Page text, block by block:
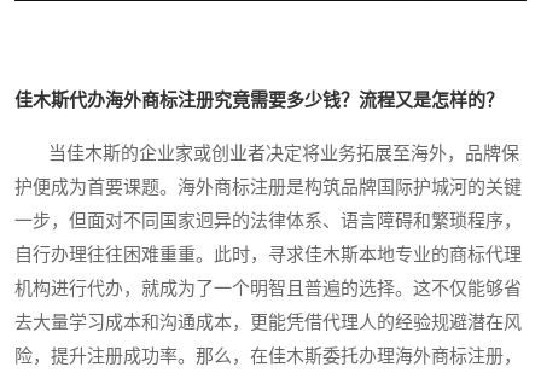
佳木斯代办海外商标注册究竟需要多少钱？流程又是怎样的？
当佳木斯的企业家或创业者决定将业务拓展至海外，品牌保
护便成为首要课题。海外商标注册是构筑品牌国际护城河的关键
一步，但面对不同国家迥异的法律体系、语言障碍和繁琐程序，
自行办理往往困难重重。此时，寻求佳木斯本地专业的商标代理
机构进行代办，就成为了一个明智且普遍的选择。这不仅能够省
去大量学习成本和沟通成本，更能凭借代理人的经验规避潜在风
险，提升注册成功率。那么，在佳木斯委托办理海外商标注册，